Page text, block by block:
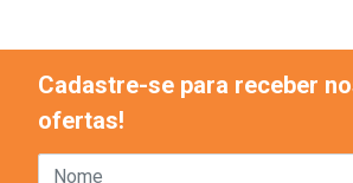
Cadastre-se para receber
ofertas!